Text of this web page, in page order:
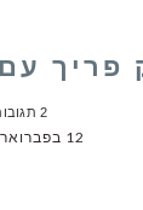
פריך
2 תגובות
12 בפברואר 2026